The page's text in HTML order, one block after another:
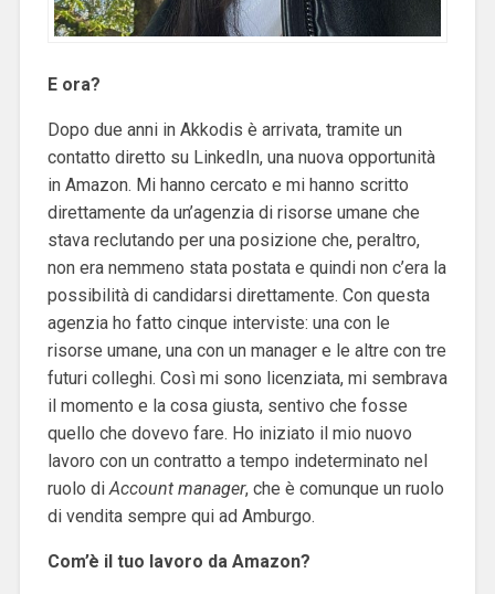
E ora?
Dopo due anni in Akkodis è arrivata, tramite un
contatto diretto su LinkedIn, una nuova opportunità
in Amazon. Mi hanno cercato e mi hanno scritto
direttamente da un’agenzia di risorse umane che
stava reclutando per una posizione che, peraltro,
non era nemmeno stata postata e quindi non c’era la
possibilità di candidarsi direttamente. Con questa
agenzia ho fatto cinque interviste: una con le
risorse umane, una con un manager e le altre con tre
futuri colleghi. Così mi sono licenziata, mi sembrava
il momento e la cosa giusta, sentivo che fosse
quello che dovevo fare. Ho iniziato il mio nuovo
lavoro con un contratto a tempo indeterminato nel
ruolo di Account manager, che è comunque un ruolo
di vendita sempre qui ad Amburgo.
Com’è il tuo lavoro da Amazon?